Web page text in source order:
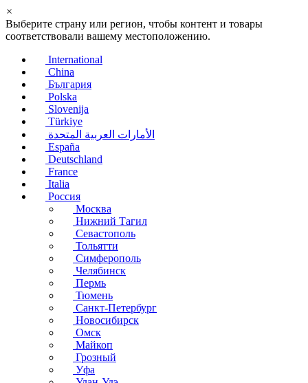
×
Выберите страну или регион, чтобы контент и товары
соответствовали вашему местоположению.
International
China
България
Polska
Slovenija
Türkiye
الأمارات العربية المتحدة
España
Deutschland
France
Italia
Россия
Москва
Нижний Тагил
Севастополь
Тольятти
Симферополь
Челябинск
Пермь
Тюмень
Санкт-Петербург
Новосибирск
Омск
Майкоп
Грозный
Уфа